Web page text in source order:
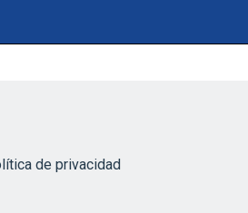
de privacidad